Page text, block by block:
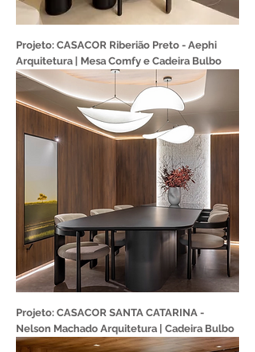
Projeto: CASACOR Riberião Preto - Aephi
Arquitetura | Mesa Comfy e Cadeira Bulbo
Projeto: CASACOR SANTA CATARINA -
Nelson Machado Arquitetura | Cadeira Bulbo